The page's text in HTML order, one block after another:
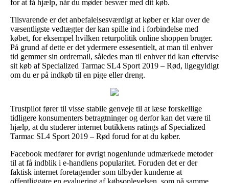
for at få hjælp, når du møder besvær med dit køb.
Tilsvarende er det anbefalelsesværdigt at køber er klar over de
væsentligste vedtægter der kan spille ind i forbindelse med
købet, for eksempel hvilken returpolitik online shoppen bruger.
På grund af dette er det ydermere essesentielt, at man til enhver
tid gemmer sin ordremail, således man til enhver tid kan eftervise
sit køb af Specialized Tarmac SL4 Sport 2019 – Rød, ligegyldigt
om du er på indkøb til en pige eller dreng.
Trustpilot fører til visse stabile genveje til at læse forskellige
tidligere konsumenters betragtninger og derfor kan det være til
hjælp, at du studerer internet butikkens ratings af Specialized
Tarmac SL4 Sport 2019 – Rød forud for at du køber.
Facebook medfører for øvrigt nogenlunde udmærkede metoder
til at få indblik i e-handlens popularitet. Foruden det er der
faktisk internet foretagender som tilbyder kunderne at
offentliggøre en evaluering af købsoplevelsen, som på samme